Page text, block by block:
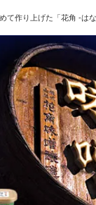
作り上げた「花角 -はな